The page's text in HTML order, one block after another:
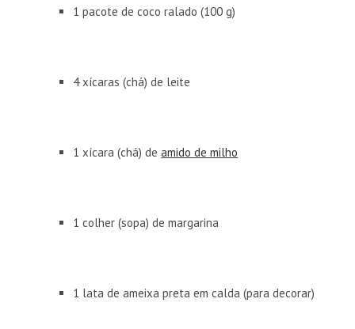
1 pacote de coco ralado (100 g)
4 xícaras (chá) de leite
1 xícara (chá) deamido de milho
1 colher (sopa) de margarina
1 lata de ameixa preta em calda (para decorar)